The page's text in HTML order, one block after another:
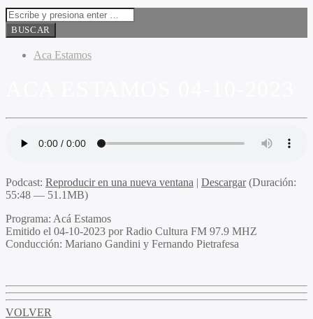
Aca Estamos
Podcast: Reproducir en una nueva ventana | Descargar(Duración:
55:48 — 51.1MB)
Programa: Acá Estamos
Emitido el 04-10-2023 por Radio Cultura FM 97.9 MHZ
Conducción: Mariano Gandini y Fernando Pietrafesa
VOLVER